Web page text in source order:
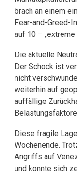
brach an einem
Fear-and-Greed-
auf 10 – „extreme
Die aktuelle
Der Schock ist
nicht
weiterhin auf
auffällige
Diese fragile
Wochenende.
Angriffs auf
und konnte sich